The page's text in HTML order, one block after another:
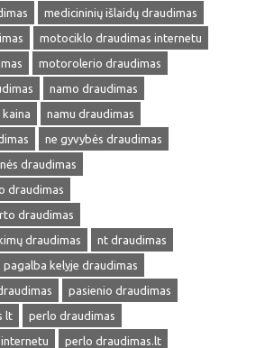
medicininių išlaidų draudimas
motociklo draudimas internetu
motorolerio draudimas
namo draudimas
namu draudimas
ne gyvybės draudimas
draudimas
draudimas
draudimas
draudimas
nt draudimas
pagalba kelyje draudimas
pasienio draudimas
lt
perlo draudimas
perlo draudimas.lt